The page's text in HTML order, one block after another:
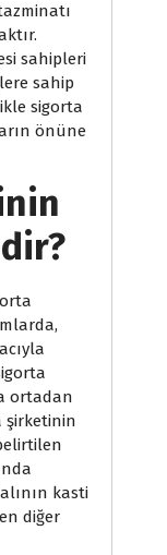
sahipleri
sahip
sigorta
önüne
ortadan
şirketinin
kasti
diğer